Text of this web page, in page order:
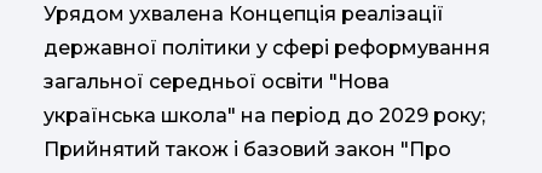
Урядом ухвалена Концепція реалізації
державної політики у сфері реформування
загальної середньої освіти "Нова
українська школа" на період до 2029 року;
Прийнятий також і базовий закон "Про